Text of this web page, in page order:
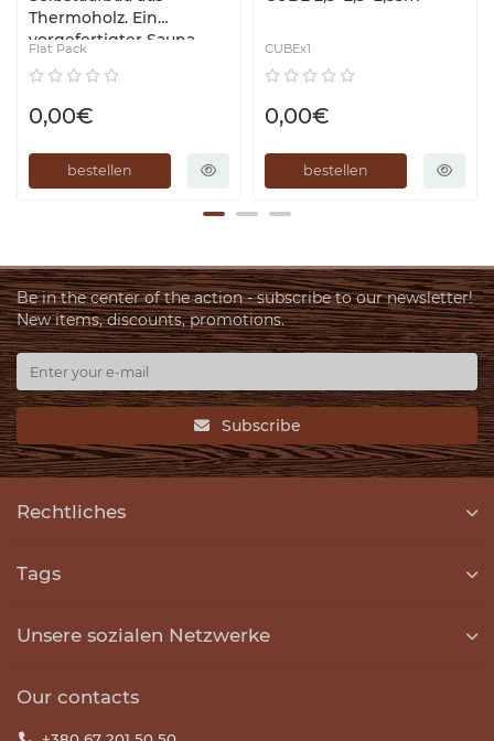
Thermoholz. Ein
vorgefertigter Sauna-
Thermowood
Production
Flat Pack
0,00€
bestellen
CUBEх1
0,00€
bestellen
Be in the center of the action - subscribe to our newsletter!
New items, discounts, promotions.
Subscribe
Rechtliches
Tags
Unsere sozialen Netzwerke
Our contacts